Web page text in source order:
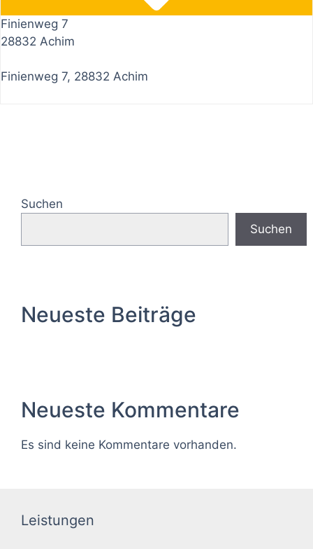
Finienweg 7
28832 Achim
Finienweg 7, 28832 Achim
Suchen
Suchen
Neueste Beiträge
Neueste Kommentare
Es sind keine Kommentare vorhanden.
Leistungen